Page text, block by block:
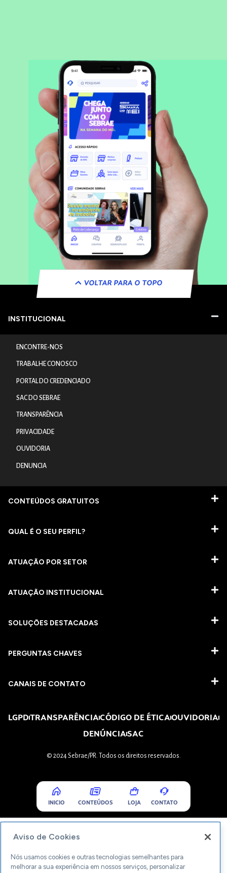
VOLTAR PARA O TOPO
INSTITUCIONAL
ENCONTRE-NOS
TRABALHE CONOSCO
PORTAL DO CREDENCIADO
SAC DO SEBRAE
TRANSPARÊNCIA
PRIVACIDADE
OUVIDORIA
DENUNCIA
CONTEÚDOS GRATUITOS
QUAL É O SEU PERFIL?
ATUAÇÃO POR SETOR
ATUAÇÃO INSTITUCIONAL
SOLUÇÕES DESTACADAS
PERGUNTAS CHAVES​
CANAIS DE CONTATO
LGPDTRANSPARÊNCIACÓDIGO DE ÉTICAOUVIDORIA
DENÚNCIASAC
© 2024 Sebrae/PR. Todos os direitos reservados.
INICIO CONTEÚDOS LOJA CONTATO
Aviso de Cookies
Nós usamos cookies e outras tecnologias semelhantes para
melhorar a sua experiência em nossos serviços, personalizar